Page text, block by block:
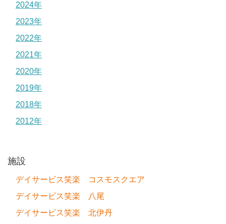
2024年
2023年
2022年
2021年
2020年
2019年
2018年
2012年
施設
デイサービス笑楽 コスモスクエア
デイサービス笑楽 八尾
デイサービス笑楽 北伊丹